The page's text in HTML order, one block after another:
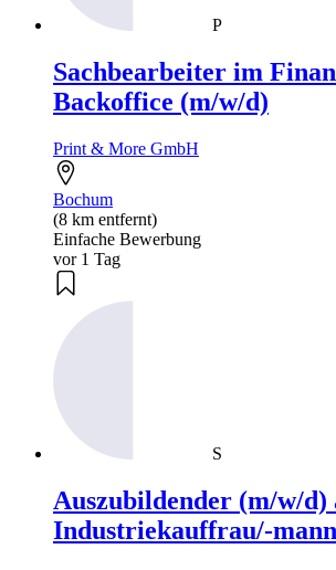
P
Sachbearbeiter im
Backoffice (m/w/d)
Print & More GmbH
Bochum
(8 km entfernt)
Einfache Bewerbung
vor 1 Tag
S
Auszubildender (m/w/d)
Industriekauffrau/-mann